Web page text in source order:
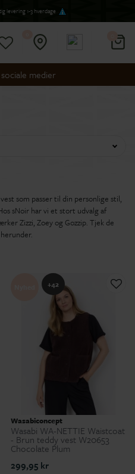
levering 1-3 hverdage
medier
som passer til din personlige stil,
sNoir har vi et stort udvalg af
Zizzi, Zoey og Gozzip. Tjek de
+42
Wasabiconcept
Wasabi WA-NETTIE Waistcoat
- Brun teddy vest W20653
Chocolate Plum
299,95 kr